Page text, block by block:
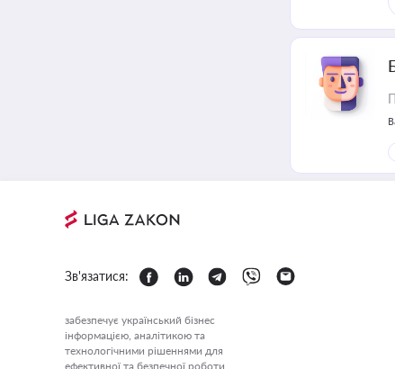
Зв'язатися:
забезпечує український бізнес
інформацією, аналітикою та
технологічними рішеннями для
ефективної та безпечної роботи.